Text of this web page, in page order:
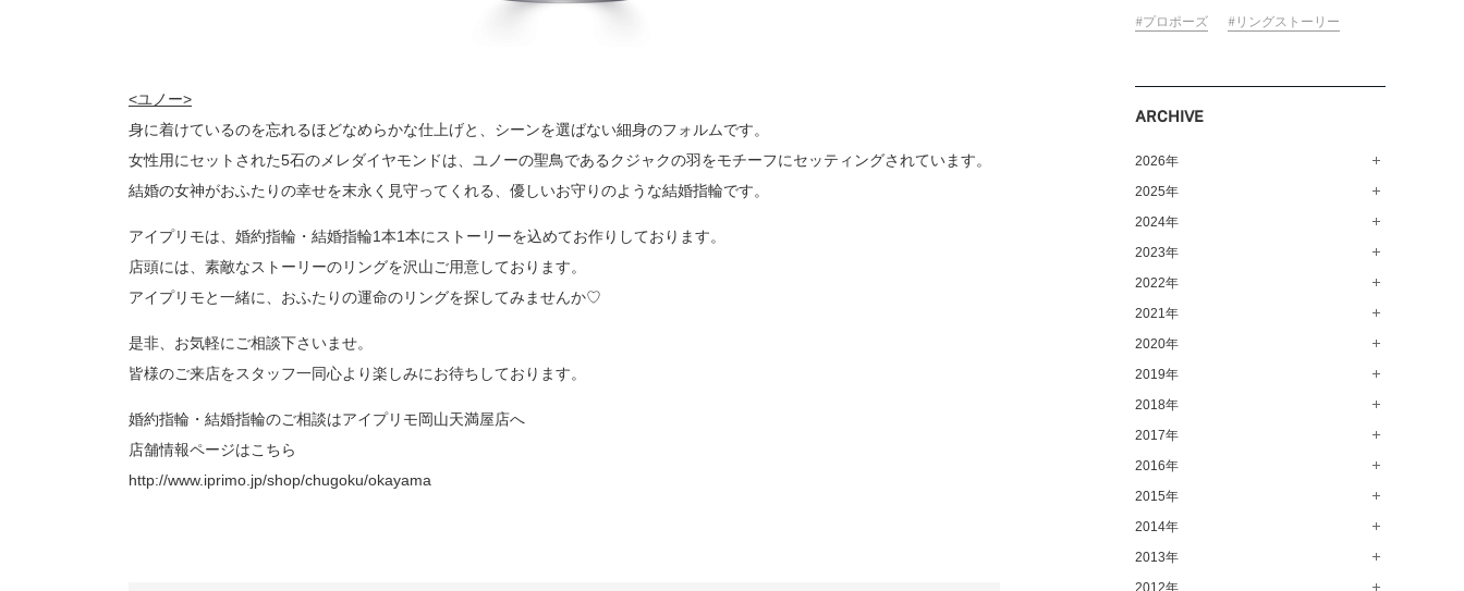
<ユノー>
身に着けているのを忘れるほどなめらかな仕上げと、シーンを選ばない細身のフォルムです。
女性用にセットされた5石のメレダイヤモンドは、ユノーの聖鳥であるクジャクの羽をモチーフにセッティングされています。
結婚の女神がおふたりの幸せを末永く見守ってくれる、優しいお守りのような結婚指輪です。
アイプリモは、婚約指輪・結婚指輪1本1本にストーリーを込めてお作りしております。
店頭には、素敵なストーリーのリングを沢山ご用意しております。
アイプリモと一緒に、おふたりの運命のリングを探してみませんか♡
是非、お気軽にご相談下さいませ。
皆様のご来店をスタッフ一同心より楽しみにお待ちしております。
婚約指輪・結婚指輪のご相談はアイプリモ岡山天満屋店へ
店舗情報ページはこちら
http://www.iprimo.jp/shop/chugoku/okayama
プロポーズ リングストーリー
ARCHIVE
2026年
8月（12）
7月（64）
6月（58）
5月（62）
4月（55）
3月（64）
2月（50）
1月（58）
2025年
12月（65）
11月（56）
10月（67）
9月（50）
8月（67）
7月（68）
6月（59）
5月（59）
4月（57）
3月（63）
2024年
12月（71）
11月（61）
10月（60）
9月（57）
8月（64）
7月（66）
6月（63）
5月（67）
4月（75）
3月（61）
2023年
12月（71）
11月（61）
10月（66）
9月（53）
8月（67）
7月（73）
6月（72）
5月（77）
4月（89）
3月（69）
2022年
12月（72）
11月（77）
10月（74）
9月（75）
8月（80）
7月（68）
6月（83）
5月（71）
4月（79）
3月（78）
2021年
12月（69）
11月（83）
10月（64）
9月（62）
8月（61）
7月（69）
6月（69）
5月（79）
4月（1）
2020年
12月（63）
11月（59）
10月（60）
9月（58）
8月（67）
7月（60）
6月（74）
5月（44）
2019年
12月（64）
11月（70）
10月（71）
9月（68）
8月（92）
7月（102）
6月（6）
2018年
12月（80）
11月（70）
10月（68）
9月（72）
8月（73）
7月（64）
2017年
12月（66）
11月（69）
10月（66）
9月（64）
8月（71）
2016年
12月（78）
11月（91）
10月（74）
9月（79）
2015年
12月（71）
11月（62）
10月（66）
2014年
12月（74）
11月（65）
2013年
12月（18）
2012年